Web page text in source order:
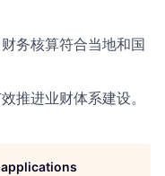
务核算符合当地和国
推进业财体系建设。